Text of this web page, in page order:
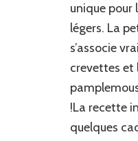
unique pour
légers. La
s’associe
crevettes et
!La recette
quelques